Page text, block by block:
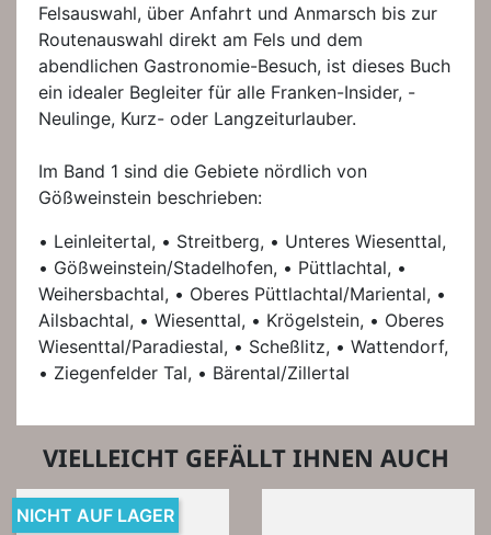
Felsauswahl, über Anfahrt und Anmarsch bis zur
Routenauswahl direkt am Fels und dem
abendlichen Gastronomie-Besuch, ist dieses Buch
ein idealer Begleiter für alle Franken-Insider, -
Neulinge, Kurz- oder Langzeiturlauber.
Im Band 1 sind die Gebiete nördlich von
Gößweinstein beschrieben:
• Leinleitertal, • Streitberg, • Unteres Wiesenttal,
• Gößweinstein/Stadelhofen, • Püttlachtal, •
Weihersbachtal, • Oberes Püttlachtal/Mariental, •
Ailsbachtal, • Wiesenttal, • Krögelstein, • Oberes
Wiesenttal/Paradiestal, • Scheßlitz, • Wattendorf,
• Ziegenfelder Tal, • Bärental/Zillertal
VIELLEICHT GEFÄLLT IHNEN AUCH
NICHT AUF LAGER